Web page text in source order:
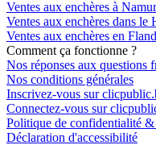
Ventes aux enchères à
Ventes aux enchères dans
Ventes aux enchères en
Comment ça fonctionne ?
Nos réponses aux questions
Nos conditions générales
Inscrivez-vous sur
Connectez-vous sur
Politique de confidentialité
Déclaration d'accessibilité